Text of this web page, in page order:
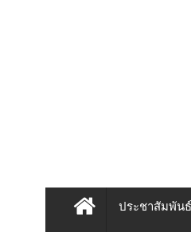
ประชาสัมพันธ์